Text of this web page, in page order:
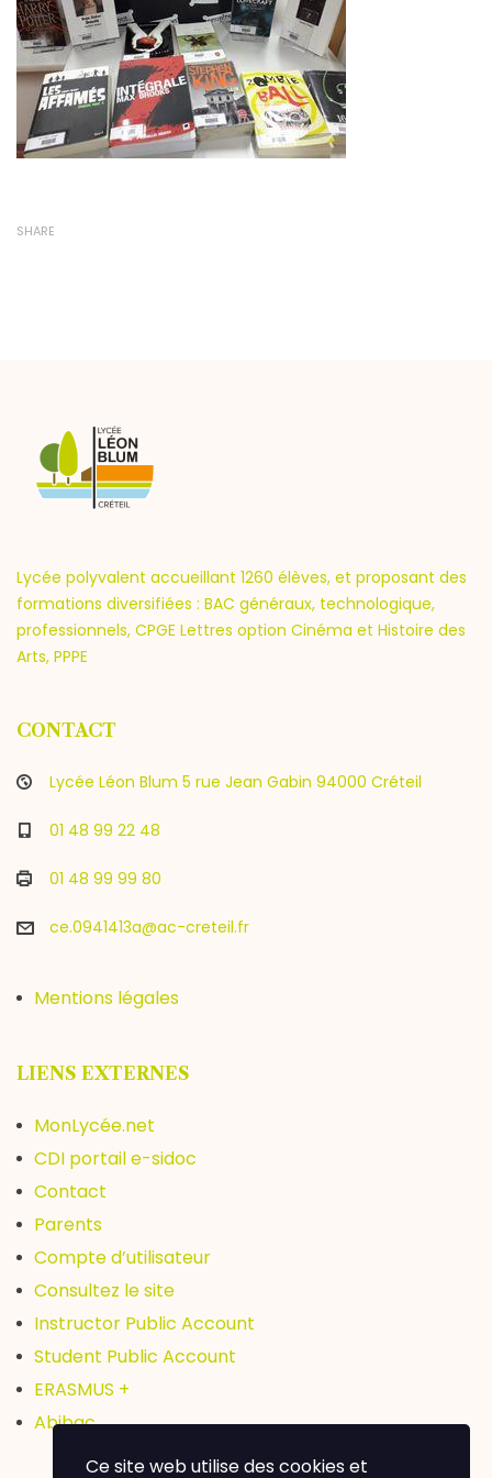
SHARE
Lycée polyvalent accueillant 1260 élèves, et proposant des
formations diversifiées : BAC généraux, technologique,
professionnels, CPGE Lettres option Cinéma et Histoire des
Arts, PPPE
CONTACT
Lycée Léon Blum 5 rue Jean Gabin 94000 Créteil
01 48 99 22 48
01 48 99 99 80
ce.0941413a@ac-creteil.fr
Mentions légales
LIENS EXTERNES
MonLycée.net
CDI portail e-sidoc
Contact
Parents
Compte d’utilisateur
Consultez le site
Instructor Public Account
Student Public Account
ERASMUS +
Abibac
Ce site web utilise des cookies et